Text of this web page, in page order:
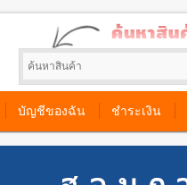
บัญชีของฉัน ชำระเงิน